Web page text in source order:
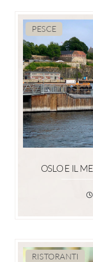
PESCE
OSLO E IL
RISTORANTI